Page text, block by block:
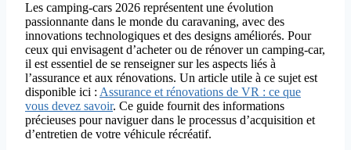
Les camping-cars 2026 représentent une évolution
passionnante dans le monde du caravaning, avec des
innovations technologiques et des designs améliorés. Pour
ceux qui envisagent d’acheter ou de rénover un camping-car,
il est essentiel de se renseigner sur les aspects liés à
l’assurance et aux rénovations. Un article utile à ce sujet est
disponible ici : Assurance et rénovations de VR : ce que
vous devez savoir. Ce guide fournit des informations
précieuses pour naviguer dans le processus d’acquisition et
d’entretien de votre véhicule récréatif.